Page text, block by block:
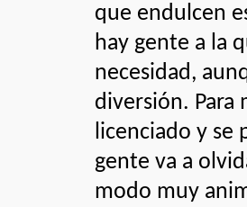
que endulcen
hay gente a la
necesidad,
diversión. Para
licenciado y se
gente va a
modo muy